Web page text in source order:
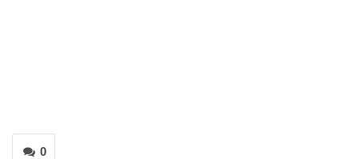
0